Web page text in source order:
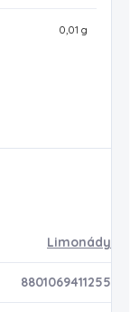
0,01 g
Limonády
8801069411255